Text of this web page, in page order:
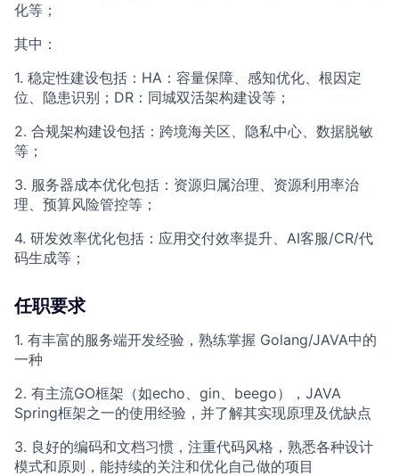
化等；
其中：
1. 稳定性建设包括：HA：容量保障、感知优化、根因定
位、隐患识别；DR：同城双活架构建设等；
2. 合规架构建设包括：跨境海关区、隐私中心、数据脱敏
等；
3. 服务器成本优化包括：资源归属治理、资源利用率治
理、预算风险管控等；
4. 研发效率优化包括：应用交付效率提升、AI客服/CR/代
码生成等；
任职要求
1. 有丰富的服务端开发经验，熟练掌握 Golang/JAVA中的
一种
2. 有主流GO框架（如echo、gin、beego），JAVA
Spring框架之一的使用经验，并了解其实现原理及优缺点
3. 良好的编码和文档习惯，注重代码风格，熟悉各种设计
模式和原则，能持续的关注和优化自己做的项目